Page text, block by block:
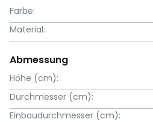
Farbe:
Material:
Abmessung
Höhe (cm):
Durchmesser (cm):
Einbaudurchmesser (cm):